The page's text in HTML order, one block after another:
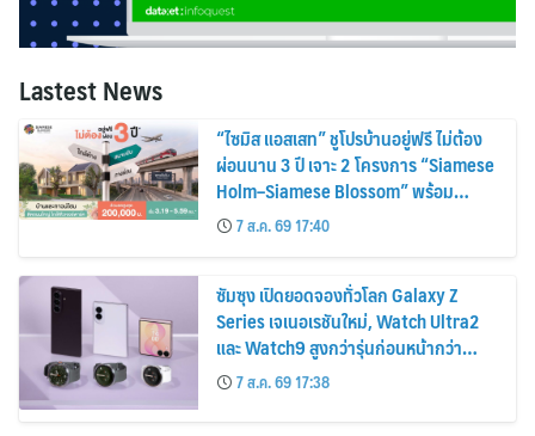
Lastest News
“ไซมิส แอสเสท” ชูโปรบ้านอยู่ฟรี ไม่ต้อง
ผ่อนนาน 3 ปี เจาะ 2 โครงการ “Siamese
Holm–Siamese Blossom” พร้อม
ส่วนลดและสิทธิพิเศษถึง 31 สิงหาคม
2569
7 ส.ค. 69 17:40
ซัมซุง เปิดยอดจองทั่วโลก Galaxy Z
Series เจเนอเรชันใหม่, Watch Ultra2
และ Watch9 สูงกว่ารุ่นก่อนหน้ากว่า
30%7 ส.ค. 69 17:38